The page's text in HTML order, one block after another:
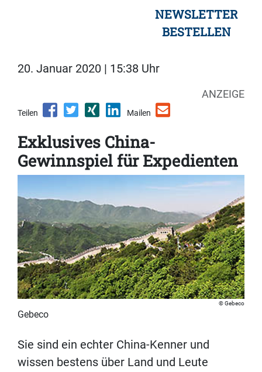
NEWSLETTER
BESTELLEN
20. Januar 2020 | 15:38 Uhr
ANZEIGE
Teilen Mailen
Exklusives China-
Gewinnspiel für Expedienten
Gebeco
Gebeco
Sie sind ein echter China-Kenner und
wissen bestens über Land und Leute